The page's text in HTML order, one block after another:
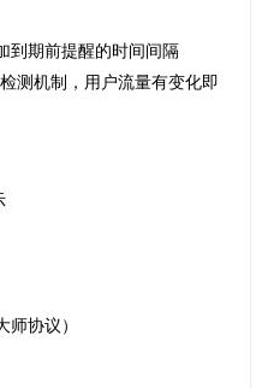
期前提醒的时间间隔
测机制，用户流量有变化即
协议）